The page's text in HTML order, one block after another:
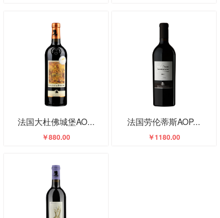
法国大杜佛城堡AO...
￥880.00
法国劳伦蒂斯AOP...
￥1180.00